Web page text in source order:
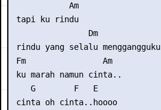
            Am
tapi ku rindu
                Dm
rindu yang selalu menggangguku
Fm                Am
ku marah namun cinta..
    G        F   E
cinta oh cinta..hoooo